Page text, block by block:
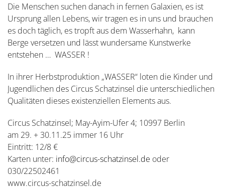
Die Menschen suchen danach in fernen Galaxien, es ist
Ursprung allen Lebens, wir tragen es in uns und brauchen
es doch täglich, es tropft aus dem Wasserhahn, kann
Berge versetzen und lässt wundersame Kunstwerke
entstehen … WASSER !
In ihrer Herbstproduktion „WASSER“ loten die Kinder und
Jugendlichen des Circus Schatzinsel die unterschiedlichen
Qualitäten dieses existenziellen Elements aus.
Circus Schatzinsel; May-Ayim-Ufer 4; 10997 Berlin
am 29. + 30.11.25 immer 16 Uhr
Eintritt: 12/8 €
Karten unter: info@circus-schatzinsel.de oder
030/22502461
www.circus-schatzinsel.de